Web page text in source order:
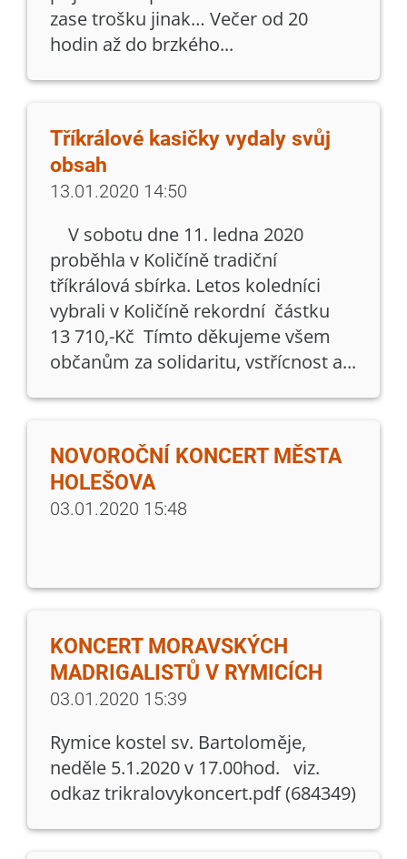
zase trošku jinak… Večer od 20
hodin až do brzkého...
Tříkrálové kasičky vydaly svůj
obsah
13.01.2020 14:50
V sobotu dne 11. ledna 2020
proběhla v Količíně tradiční
tříkrálová sbírka. Letos koledníci
vybrali v Količíně rekordní částku
13 710,-Kč Tímto děkujeme všem
občanům za solidaritu, vstřícnost a...
NOVOROČNÍ KONCERT MĚSTA
HOLEŠOVA
03.01.2020 15:48
KONCERT MORAVSKÝCH
MADRIGALISTŮ V RYMICÍCH
03.01.2020 15:39
Rymice kostel sv. Bartoloměje,
neděle 5.1.2020 v 17.00hod. viz.
odkaz trikralovykoncert.pdf (684349)